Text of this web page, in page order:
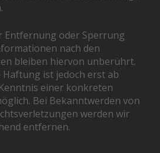
Entfernung oder Sperrung
nach den
bleiben hiervon unberührt.
Haftung ist jedoch erst ab
einer konkreten
Bei Bekanntwerden von
werden wir
entfernen.